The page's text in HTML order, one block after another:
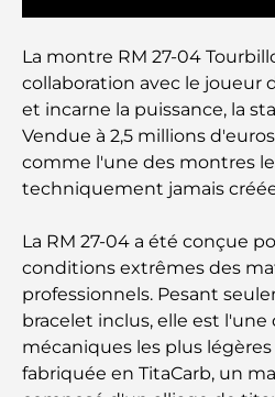
voyage à travers le temps
Les 7 meilleurs
Harbour où dîner
Les meilleures écoles de
Restaurants à Dubai Hills
gourmandes d’un
Les meilleurs parcours
Dubaï
La montre RM 27-04
collaboration avec le joueur
et incarne la puissance, la
Vendue à 2,5 millions
comme l'une des montres
techniquement jamais
La RM 27-04 a été conçue
conditions extrêmes des
professionnels. Pesant
bracelet inclus, elle est
mécaniques les plus
fabriquée en TitaCarb, un